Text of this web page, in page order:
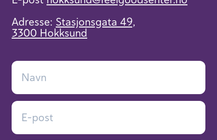
Adresse: Stasjonsgata 49,
3300 Hokksund